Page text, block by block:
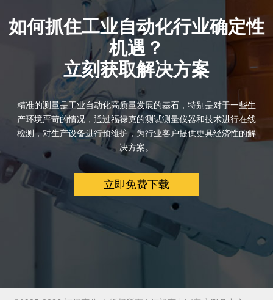
如何抓住工业自动化行业确定性
机遇？
立刻获取解决方案
精准的测量是工业自动化高质量发展的基石，特别是对于一些生
产环境严苛的情况，通过福禄克的测试测量仪器和技术进行在线
检测，对生产设备进行预维护，为行业客户提供更具经济性的解
决方案。
立即免费下载